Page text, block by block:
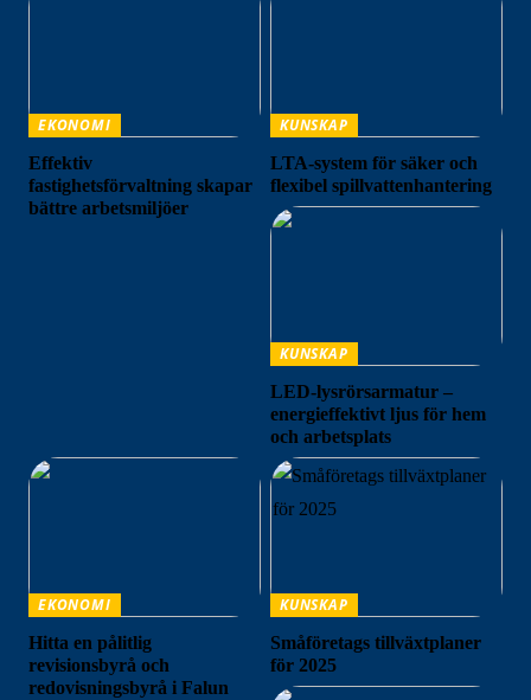
EKONOMI
Effektiv
fastighetsförvaltning skapar
bättre arbetsmiljöer
KUNSKAP
LTA-system för säker och
flexibel spillvattenhantering
KUNSKAP
LED-lysrörsarmatur –
energieffektivt ljus för hem
och arbetsplats
EKONOMI
Hitta en pålitlig
revisionsbyrå och
redovisningsbyrå i Falun
KUNSKAP
Småföretags tillväxtplaner
för 2025